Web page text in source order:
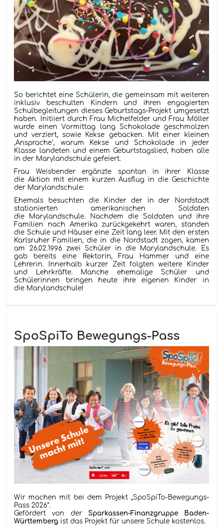
So berichtet eine Schülerin, die gemeinsam mit weiteren
inklusiv beschulten Kindern und ihren engagierten
Schulbegleitungen dieses Geburtstags-Projekt umgesetzt
haben. Initiiert durch Frau Michelfelder und Frau Möller
wurde einen Vormittag lang Schokolade geschmolzen
und verziert, sowie Kekse gebacken. Mit einer kleinen
‚Ansprache‘, warum Kekse und Schokolade in jeder
Klasse landeten und einem Geburtstagslied, haben alle
in der Marylandschule gefeiert.
Frau Weisbender ergänzte spontan in ihrer Klasse
die Aktion mit einem kurzen Ausflug in die Geschichte
der Marylandschule:
Ehemals besuchten die Kinder der in der Nordstadt
stationierten amerikanischen Soldaten
die Marylandschule. Nachdem die Soldaten und ihre
Familien nach Amerika zurückgekehrt waren, standen
die Schule und Häuser eine Zeit lang leer. Mit den ersten
Karlsruher Familien, die in die Nordstadt zogen, kamen
am 26.02.1996 zwei Schüler in die Marylandschule. Es
gab bereits eine Rektorin, Frau Hammer und eine
Lehrerin. Innerhalb kurzer Zeit folgten weitere Kinder
und Lehrkräfte. Manche ehemalige Schüler und
Schülerinnen bringen heute ihre eigenen Kinder in
die Marylandschule!
SpoSpiTo Bewegungs-Pass
Wir machen mit bei dem Projekt „SpoSpiTo-Bewegungs-
Pass 2026“.
Gefördert von der Sparkassen-Finanzgruppe Baden-
Württemberg ist das Projekt für unsere Schule kostenlos.